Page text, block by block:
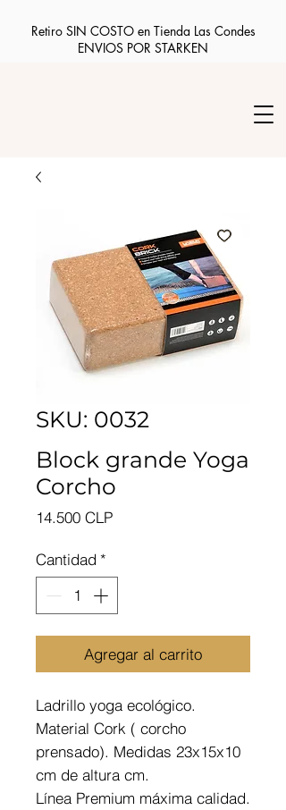
Retiro SIN COSTO en Tienda Las Condes
ENVIOS POR STARKEN
SKU: 0032
Block grande Yoga
Corcho
14.500 CLPPrecio
Cantidad *
Agregar al carrito
Ladrillo yoga ecológico.
Material Cork ( corcho
prensado). Medidas 23x15x10
cm de altura cm.
Línea Premium máxima calidad.